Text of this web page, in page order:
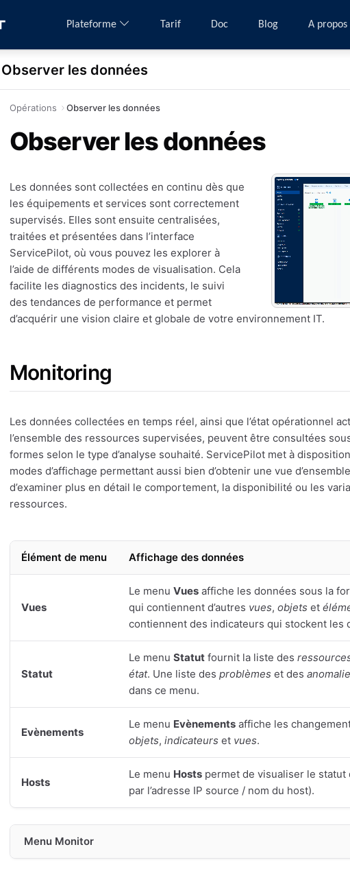
Plateforme Tarif Doc Blog A propos
Observer les données
Opérations Observer les données
Observer les données
Les données sont collectées en continu dès que
les équipements et services sont correctement
supervisés. Elles sont ensuite centralisées,
traitées et présentées dans l’interface
ServicePilot, où vous pouvez les explorer à
l’aide de différents modes de visualisation. Cela
facilite les diagnostics des incidents, le suivi
des tendances de performance et permet
d’acquérir une vision claire et globale de votre environnement IT.
Monitoring
Les données collectées en temps réel, ainsi que l’état opérationnel
l’ensemble des ressources supervisées, peuvent être consultées
formes selon le type d’analyse souhaité. ServicePilot met à
modes d’affichage permettant aussi bien d’obtenir une vue
d’examiner plus en détail le comportement, la disponibilité ou les
ressources.
Élément de menu Affichage des données
Vues
Le menu Vues affiche les données sous la
qui contiennent d’autres vues, objets et
contiennent des indicateurs qui stockent les
Statut
Le menu Statut fournit la liste des
état. Une liste des problèmes et des
dans ce menu.
Evènements
Le menu Evènements affiche les
objets, indicateurs et vues.
Hosts
Le menu Hosts permet de visualiser le statut
par l’adresse IP source / nom du host).
Menu Monitor